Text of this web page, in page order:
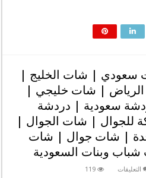
عشك
اهلنا
دردشه
عشك
اهلنا
|
جات
عشك
|
جات
عشك
اهلنا
|
شات
عشك
سعودي | شات الخليج |
| شات خليجي |
سعودية | دردشة
للجوال | شات الجوال |
| شات جوال | شات
وبنات السعودية
التعليقات 119